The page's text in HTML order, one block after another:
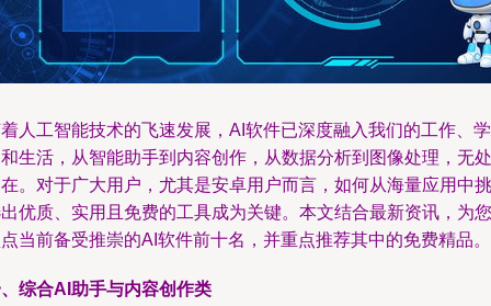
人工智能技术的飞速发展，AI软件已深度融入我们的工作、学
生活，从智能助手到内容创作，从数据分析到图像处理，无处
。对于广大用户，尤其是安卓用户而言，如何从海量应用中挑
优质、实用且免费的工具成为关键。本文结合最新资讯，为您
当前备受推崇的AI软件前十名，并重点推荐其中的免费精品。
综合AI助手与内容创作类